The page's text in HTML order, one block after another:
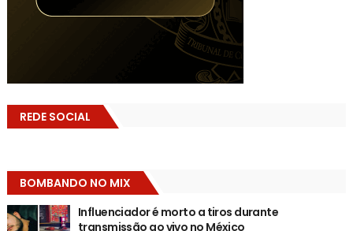
REDE SOCIAL
BOMBANDO NO MIX
Influenciador é morto a tiros durante
transmissão ao vivo no México